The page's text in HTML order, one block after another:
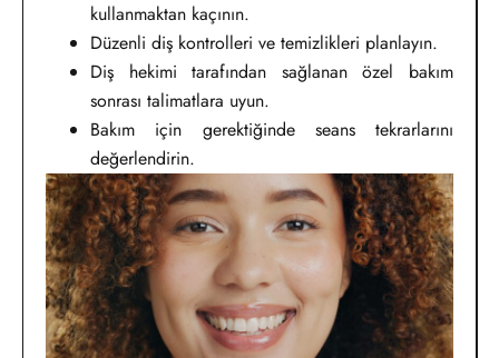
kullanmaktan kaçının.
Düzenli diş kontrolleri ve temizlikleri planlayın.
Diş hekimi tarafından sağlanan özel bakım
sonrası talimatlara uyun.
Bakım için gerektiğinde seans tekrarlarını
değerlendirin.